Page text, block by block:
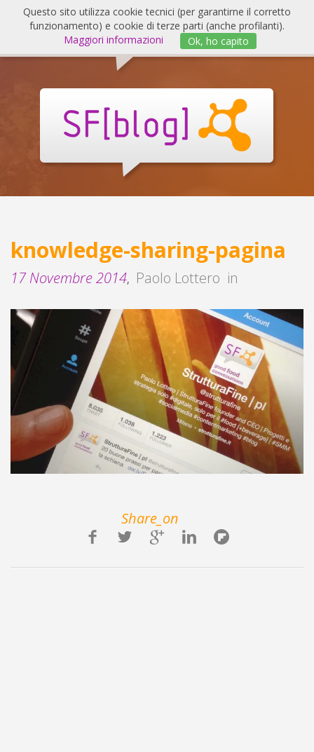
Salta
contenuto
Blog
knowledge-sharing-pagina
17 Novembre 2014, Paolo Lottero in
Share_on
Questo sito utilizza cookie tecnici (per garantirne il corretto
funzionamento) e cookie di terze parti (anche profilanti).
Maggiori informazioni
Ok, ho capito